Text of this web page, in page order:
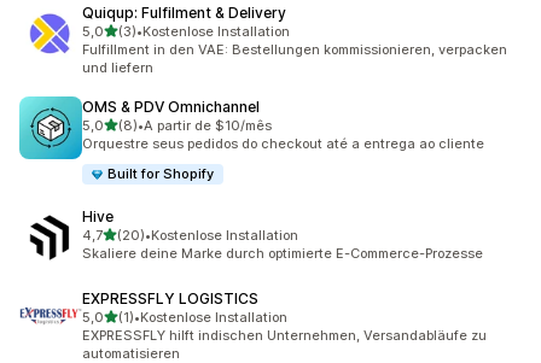
Quiqup: Fulfilment & Delivery
5,0von 5 Sternen
(3)
3 Rezensionen insgesamt
•Kostenlose Installation
Fulfillment in den VAE: Bestellungen kommissionieren, verpacken
und liefern
OMS & PDV Omnichannel
5,0von 5 Sternen
(8)
8 Rezensionen insgesamt
•A partir de $10/mês
Orquestre seus pedidos do checkout até a entrega ao cliente
Built for Shopify
Hive
4,7von 5 Sternen
(20)
20 Rezensionen insgesamt
•Kostenlose Installation
Skaliere deine Marke durch optimierte E-Commerce-Prozesse
EXPRESSFLY LOGISTICS
5,0von 5 Sternen
(1)
1 Rezensionen insgesamt
•Kostenlose Installation
EXPRESSFLY hilft indischen Unternehmen, Versandabläufe zu
automatisieren